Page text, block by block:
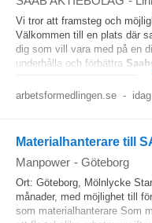
Vi tror att framsteg och
Välkommen till en plats där
dig som vill vara med på en
underhålla och förbättra
arbetsformedlingen.se - idag
Materialhanterare till
Manpower - Göteborg
Ort: Göteborg, Mölnlycke
månader, med möjlighet till
som materialhanterare Som